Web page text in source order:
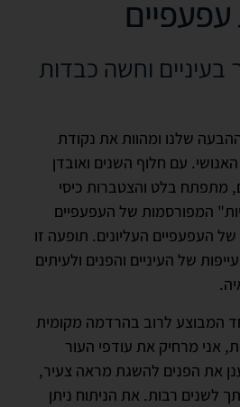
וחשה כבדות
שלנו ומהוות את נקודת
עם חלוף השנים ואובדן
מתפתח בלט והצטברות כיסי
המפורסמות של העפעפיים
של העפעפיים העליונים. תופעה זו
של העיניים והפנים ולעיתים
המבוצע לרוב בהרדמה מקומית
אני מרחיק את עודפי העור
את הפנים להשגת מראה צעיר,
לשנים רבות. את הניתוח ניתן